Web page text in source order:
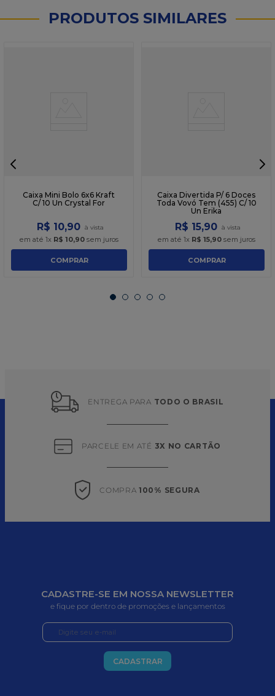
PRODUTOS SIMILARES
Caixa Mini Bolo 6x6 Kraft
C/ 10 Un Crystal For
R$ 10,90
em até 1x R$ 10,90 sem juros
COMPRAR
Caixa Divertida P/ 6 Doces
Toda Vovó Tem (455) C/ 10
Un Erika
R$ 15,90
em até 1x R$ 15,90 sem juros
COMPRAR
ENTREGA PARA TODO O BRASIL
PARCELE EM ATÉ 3X NO CARTÃO
COMPRA 100% SEGURA
CADASTRE-SE EM NOSSA NEWSLETTER
e fique por dentro de promoções e lançamentos
CADASTRAR